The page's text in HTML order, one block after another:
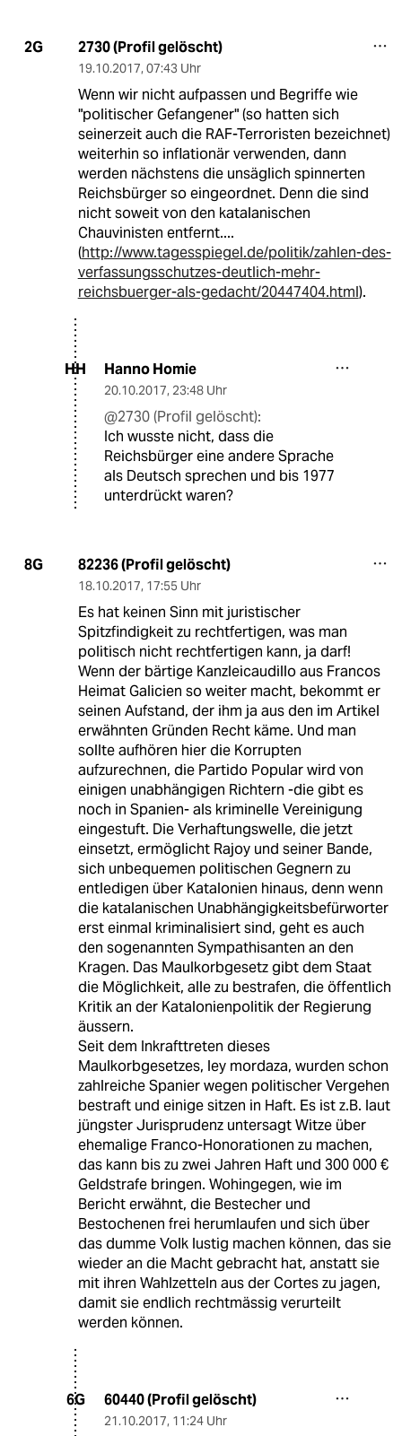
2G 2730 (Profil gelöscht)
19.10.2017, 07:43 Uhr
Wenn wir nicht aufpassen und Begriffe wie
"politischer Gefangener" (so hatten sich
seinerzeit auch die RAF-Terroristen bezeichnet)
weiterhin so inflationär verwenden, dann
werden nächstens die unsäglich spinnerten
Reichsbürger so eingeordnet. Denn die sind
nicht soweit von den katalanischen
Chauvinisten entfernt....
(http://www.tagesspiegel.de/politik/zahlen-des-
verfassungsschutzes-deutlich-mehr-
reichsbuerger-als-gedacht/20447404.html).
HH Hanno Homie
20.10.2017, 23:48 Uhr
@2730 (Profil gelöscht):
Ich wusste nicht, dass die
Reichsbürger eine andere Sprache
als Deutsch sprechen und bis 1977
unterdrückt waren?
8G 82236 (Profil gelöscht)
18.10.2017, 17:55 Uhr
Es hat keinen Sinn mit juristischer
Spitzfindigkeit zu rechtfertigen, was man
politisch nicht rechtfertigen kann, ja darf!
Wenn der bärtige Kanzleicaudillo aus Francos
Heimat Galicien so weiter macht, bekommt er
seinen Aufstand, der ihm ja aus den im Artikel
erwähnten Gründen Recht käme. Und man
sollte aufhören hier die Korrupten
aufzurechnen, die Partido Popular wird von
einigen unabhängigen Richtern -die gibt es
noch in Spanien- als kriminelle Vereinigung
eingestuft. Die Verhaftungswelle, die jetzt
einsetzt, ermöglicht Rajoy und seiner Bande,
sich unbequemen politischen Gegnern zu
entledigen über Katalonien hinaus, denn wenn
die katalanischen Unabhängigkeitsbefürworter
erst einmal kriminalisiert sind, geht es auch
den sogenannten Sympathisanten an den
Kragen. Das Maulkorbgesetz gibt dem Staat
die Möglichkeit, alle zu bestrafen, die öffentlich
Kritik an der Katalonienpolitik der Regierung
äussern.
Seit dem Inkrafttreten dieses
Maulkorbgesetzes, ley mordaza, wurden schon
zahlreiche Spanier wegen politischer Vergehen
bestraft und einige sitzen in Haft. Es ist z.B. laut
jüngster Jurisprudenz untersagt Witze über
ehemalige Franco-Honorationen zu machen,
das kann bis zu zwei Jahren Haft und 300 000 €
Geldstrafe bringen. Wohingegen, wie im
Bericht erwähnt, die Bestecher und
Bestochenen frei herumlaufen und sich über
das dumme Volk lustig machen können, das sie
wieder an die Macht gebracht hat, anstatt sie
mit ihren Wahlzetteln aus der Cortes zu jagen,
damit sie endlich rechtmässig verurteilt
werden können.
6G 60440 (Profil gelöscht)
21.10.2017, 11:24 Uhr